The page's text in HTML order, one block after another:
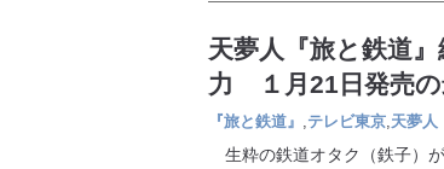
天夢人『旅と鉄道
力 １月21日発売の
『旅と鉄道』 ,テレビ東京,天夢人
生粋の鉄道オタク（鉄子）